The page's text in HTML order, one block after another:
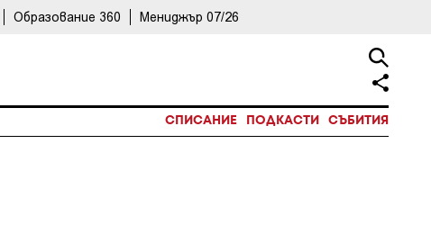
Образование 360 Мениджър 07/26
СПИСАНИЕ ПОДКАСТИ СЪБИТИЯ